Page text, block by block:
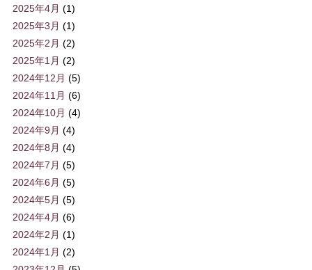
2025年4月 (1)
2025年3月 (1)
2025年2月 (2)
2025年1月 (2)
2024年12月 (5)
2024年11月 (6)
2024年10月 (4)
2024年9月 (4)
2024年8月 (4)
2024年7月 (5)
2024年6月 (5)
2024年5月 (5)
2024年4月 (6)
2024年2月 (1)
2024年1月 (2)